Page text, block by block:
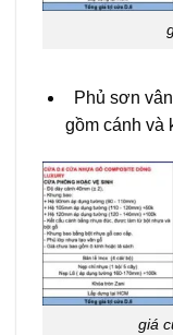
Phủ sơn
gồm cánh và
giá